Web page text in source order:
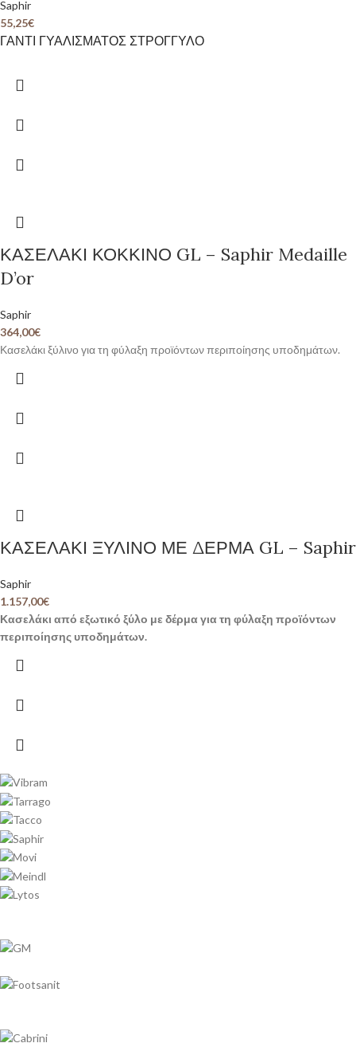
Saphir
55,25€
ΓΑΝΤΙ ΓΥΑΛΙΣΜΑΤΟΣ ΣΤΡΟΓΓΥΛΟ
ΚΑΣΕΛΑΚΙ ΚΟΚΚΙΝΟ GL – Saphir Medaille
D’or
Saphir
364,00€
Κασελάκι ξύλινο για τη φύλαξη προϊόντων περιποίησης υποδημάτων.
ΚΑΣΕΛΑΚΙ ΞΥΛΙΝΟ ΜΕ ΔΕΡΜΑ GL – Saphir
Saphir
1.157,00€
Κασελάκι από εξωτικό ξύλο με δέρμα για τη φύλαξη προϊόντων
περιποίησης υποδημάτων.